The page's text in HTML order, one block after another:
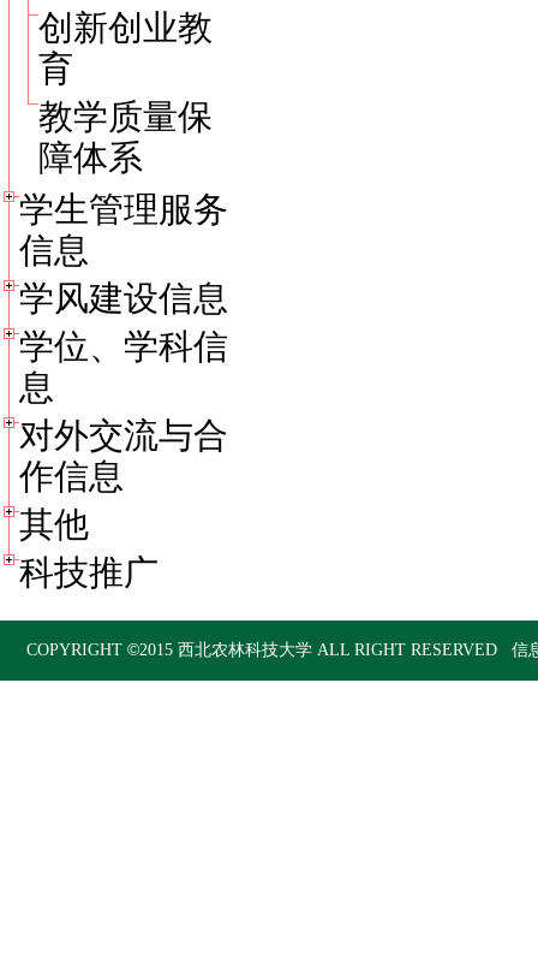
创新创业教
育
教学质量保
障体系
学生管理服务
信息
学风建设信息
学位、学科信
息
对外交流与合
作信息
其他
科技推广
COPYRIGHT©2015西北农林科技大学 ALL RIGHT RESERVED 信